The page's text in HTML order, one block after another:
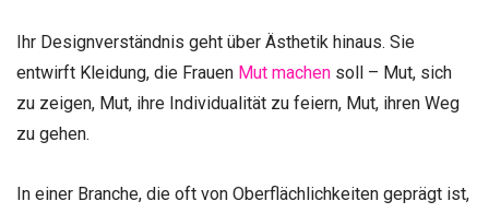
Ihr Designverständnis geht über Ästhetik hinaus. Sie
entwirft Kleidung, die Frauen Mut machen soll – Mut, sich
zu zeigen, Mut, ihre Individualität zu feiern, Mut, ihren Weg
zu gehen.
In einer Branche, die oft von Oberflächlichkeiten geprägt ist,